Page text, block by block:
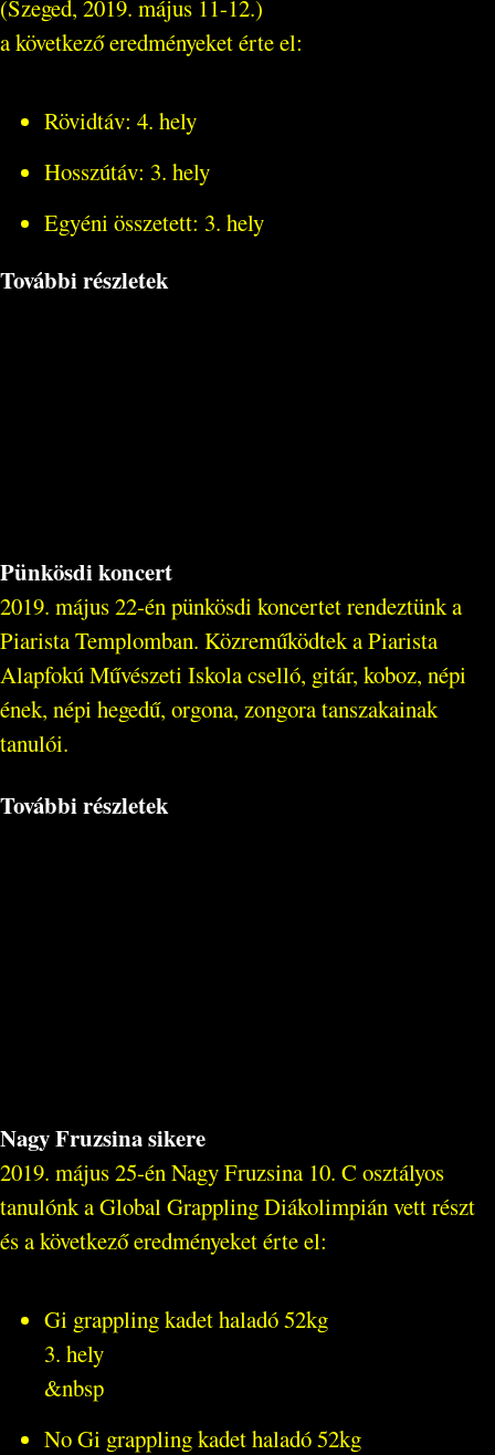
(Szeged, 2019. május 11-12.)
a következő eredményeket érte el:
Rövidtáv: 4. hely
Hosszútáv: 3. hely
Egyéni összetett: 3. hely
További részletek
Pünkösdi koncert
2019. május 22-én pünkösdi koncertet rendeztünk a
Piarista Templomban. Közreműködtek a Piarista
Alapfokú Művészeti Iskola cselló, gitár, koboz, népi
ének, népi hegedű, orgona, zongora tanszakainak
tanulói.
További részletek
Nagy Fruzsina sikere
2019. május 25-én Nagy Fruzsina 10. C osztályos
tanulónk a Global Grappling Diákolimpián vett részt
és a következő eredményeket érte el:
Gi grappling kadet haladó 52kg
3. hely
&nbsp
No Gi grappling kadet haladó 52kg